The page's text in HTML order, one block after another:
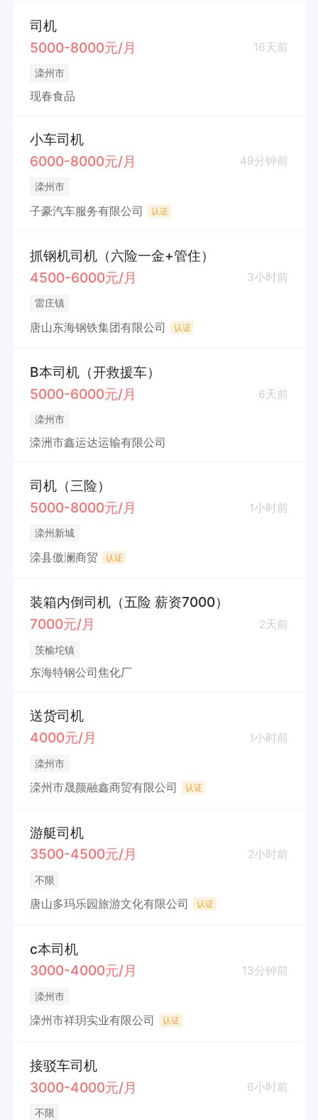
司机
5000-8000元/月
16天前
滦州市
现春食品
小车司机
6000-8000元/月
49分钟前
滦州市
子豪汽车服务有限公司 认证
抓钢机司机（六险一金+管住）
4500-6000元/月
3小时前
雷庄镇
唐山东海钢铁集团有限公司 认证
B本司机（开救援车）
5000-6000元/月
6天前
滦州市
滦洲市鑫运达运输有限公司
司机（三险）
5000-8000元/月
1小时前
滦州新城
滦县傲澜商贸 认证
装箱内倒司机（五险 薪资7000）
7000元/月
2天前
茨榆坨镇
东海特钢公司焦化厂
送货司机
4000元/月
1小时前
滦州市
滦州市晟颜融鑫商贸有限公司 认证
游艇司机
3500-4500元/月
2小时前
不限
唐山多玛乐园旅游文化有限公司 认证
c本司机
3000-4000元/月
13分钟前
滦州市
滦州市祥玥实业有限公司 认证
接驳车司机
3000-4000元/月
6小时前
不限